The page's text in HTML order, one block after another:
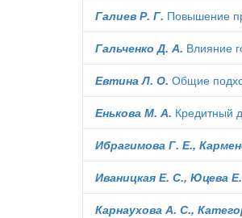
Галиев Р. Г. Повышение
Гальченко Д. А. Влияние
Евтина Л. О. Общие
Енькова М. А. Кредитный
Ибрагимова Г. Е.,
Иваницкая Е. С., Юцева
Карнаухова А. С.,